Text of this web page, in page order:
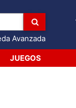
Avanzada
JUEGOS